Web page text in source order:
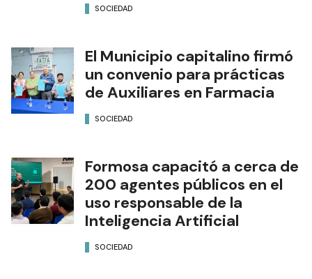
SOCIEDAD
El Municipio capitalino firmó
un convenio para prácticas
de Auxiliares en Farmacia
SOCIEDAD
Formosa capacitó a cerca de
200 agentes públicos en el
uso responsable de la
Inteligencia Artificial
SOCIEDAD